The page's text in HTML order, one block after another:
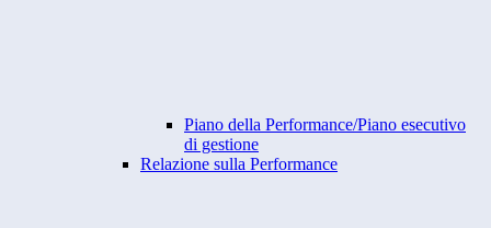
Piano della Performance/Piano esecutivo
di gestione
Relazione sulla Performance